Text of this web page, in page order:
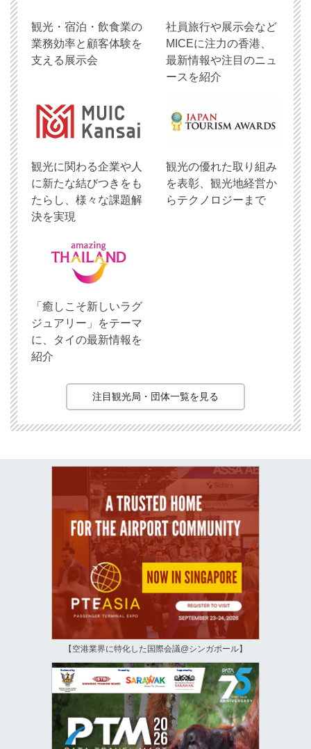
観光・宿泊・飲食業の
業務効率と顧客体験を
支える展示会
社員旅行や展示会など
MICEに注力の香港、
最新情報や注目のニュ
ースを紹介
観光に関わる企業や人
に新たな結びつきをも
たらし、様々な課題解
決を実現
観光の優れた取り組み
を表彰、観光地経営か
らテクノロジーまで
「癒しこそ新しいラグ
ジュアリー」をテーマ
に、タイの最新情報を
紹介
注目観光局・団体一覧を見る
【空港業界に特化した国際会議@シンガポール】